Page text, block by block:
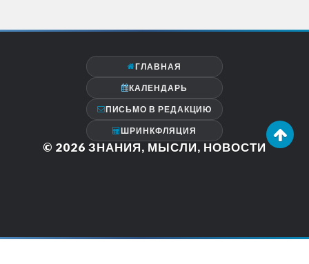
ГЛАВНАЯ
КАЛЕНДАРЬ
ПИСЬМО В РЕДАКЦИЮ
ШРИНКФЛЯЦИЯ
© 2026 ЗНАНИЯ, МЫСЛИ, НОВОСТИ